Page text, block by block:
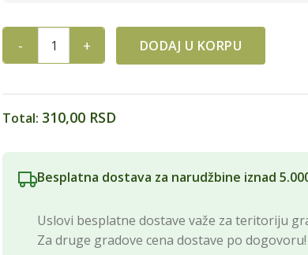
SF ČAJ ZA MRŠAVLJENJE-SLIMSIN quantity
DODAJ U KORPU
Total: 310,00 RSD
Besplatna dostava za narudžbine iznad
Uslovi besplatne dostave važe za teritoriju
Za druge gradove cena dostave po dogovoru!